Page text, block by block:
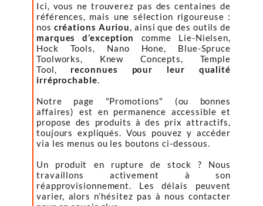
Ici, vous ne trouverez pas des centaines de
références, mais une sélection rigoureuse :
nos créations Auriou, ainsi que des outils de
marques d’exception
comme Lie-Nielsen,
Hock Tools, Nano Hone, Blue-Spruce
Toolworks, Knew Concepts, Temple
Tool, reconnues pour leur qualité
irréprochable.
Notre page "Promotions" (ou bonnes
affaires) est en permanence accessible et
propose des produits à des prix attractifs,
toujours expliqués. Vous pouvez y accéder
via les menus ou les boutons ci-dessous.
Un produit en rupture de stock ? Nous
travaillons activement à son
réapprovisionnement. Les délais peuvent
varier, alors n’hésitez pas à nous contacter